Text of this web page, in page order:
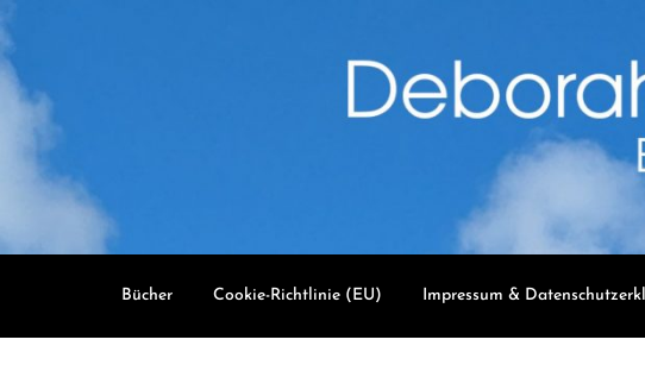
content
Bücher Cookie-Richtlinie (EU) Impressum &